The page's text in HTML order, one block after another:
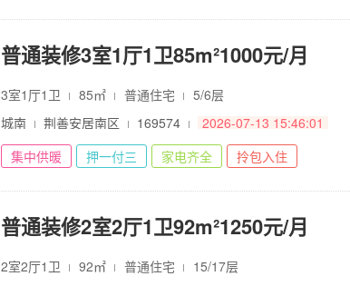
普通装修3室1厅1卫85m²1000元/月
3室1厅1卫 85㎡ 普通住宅
5/6层
城南
荆善安居南区 169574
2026-07-13 15:46:01
集中供暖
押一付三 家电齐全 拎包入住
普通装修2室2厅1卫92m²1250元/月
2室2厅1卫 92㎡ 普通住宅
15/17层